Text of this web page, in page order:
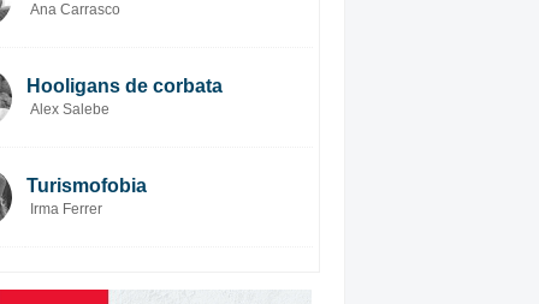
Ana Carrasco
Hooligans de corbata
Alex Salebe
Turismofobia
Irma Ferrer